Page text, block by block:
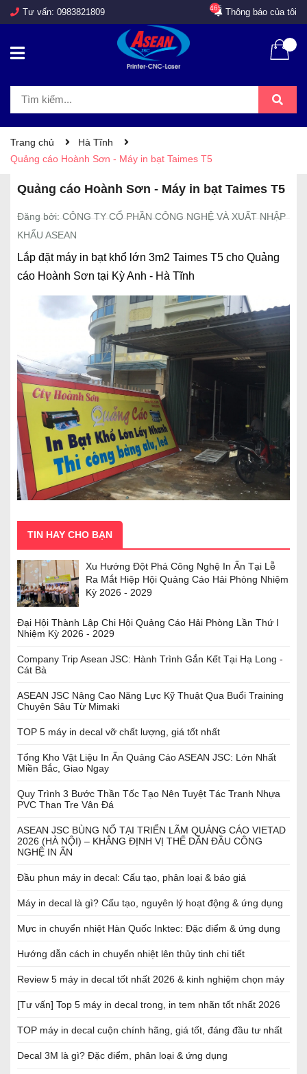
Tư vấn: 0983821809 Thông báo của tôi
465
Trang chủ
Hà Tĩnh
Quảng cáo Hoành Sơn - Máy in bạt Taimes T5
Quảng cáo Hoành Sơn - Máy in bạt Taimes T5
Đăng bởi: CÔNG TY CỔ PHẦN CÔNG NGHỆ VÀ XUẤT NHẬP
KHẨU ASEAN
Lắp đặt máy in bạt khổ lớn 3m2 Taimes T5 cho Quảng
cáo Hoành Sơn tại Kỳ Anh - Hà Tĩnh
TIN HAY CHO BẠN
Xu Hướng Đột Phá Công Nghệ In Ấn Tại Lễ
Ra Mắt Hiệp Hội Quảng Cáo Hải Phòng Nhiệm
Kỳ 2026 - 2029
Đại Hội Thành Lập Chi Hội Quảng Cáo Hải Phòng Lần Thứ I
Nhiệm Kỳ 2026 - 2029
Company Trip Asean JSC: Hành Trình Gắn Kết Tại Hạ Long -
Cát Bà
ASEAN JSC Nâng Cao Năng Lực Kỹ Thuật Qua Buổi Training
Chuyên Sâu Từ Mimaki
TOP 5 máy in decal vỡ chất lượng, giá tốt nhất
Tổng Kho Vật Liệu In Ấn Quảng Cáo ASEAN JSC: Lớn Nhất
Miền Bắc, Giao Ngay
Quy Trình 3 Bước Thần Tốc Tạo Nên Tuyệt Tác Tranh Nhựa
PVC Than Tre Vân Đá
ASEAN JSC BÙNG NỔ TẠI TRIỂN LÃM QUẢNG CÁO VIETAD
2026 (HÀ NỘI) – KHẲNG ĐỊNH VỊ THẾ DẪN ĐẦU CÔNG
NGHỆ IN ẤN
Đầu phun máy in decal: Cấu tạo, phân loại & báo giá
Máy in decal là gì? Cấu tạo, nguyên lý hoạt động & ứng dụng
Mực in chuyển nhiệt Hàn Quốc Inktec: Đặc điểm & ứng dụng
Hướng dẫn cách in chuyển nhiệt lên thủy tinh chi tiết
Review 5 máy in decal tốt nhất 2026 & kinh nghiệm chọn máy
[Tư vấn] Top 5 máy in decal trong, in tem nhãn tốt nhất 2026
TOP máy in decal cuộn chính hãng, giá tốt, đáng đầu tư nhất
Decal 3M là gì? Đặc điểm, phân loại & ứng dụng